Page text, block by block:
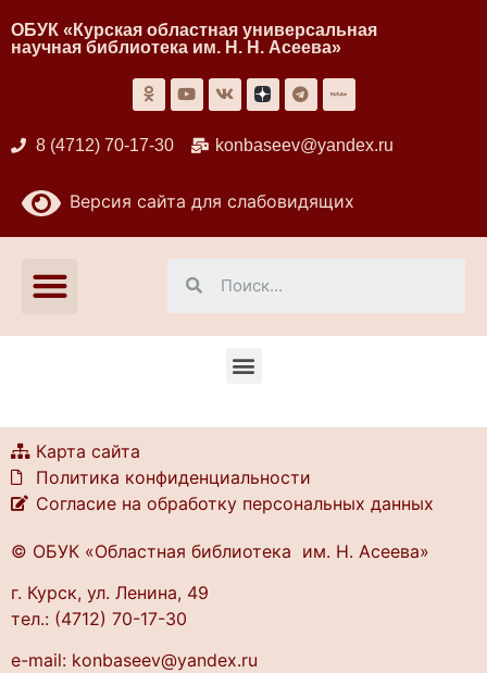
ОБУК «Курская областная универсальная
научная библиотека им. Н. Н. Асеева»
8 (4712) 70-17-30 konbaseev@yandex.ru
Версия сайта для слабовидящих
Карта сайта
Политика конфиденциальности
Согласие на обработку персональных данных
© ОБУК «Областная библиотека им. Н. Асеева»
г. Курск, ул. Ленина, 49
тел.: (4712) 70-17-30
e-mail: konbaseev@yandex.ru